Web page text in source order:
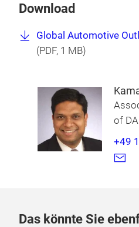
Download
Global Automotive
(PDF, 1 MB)
of
+49
Das könnte Sie